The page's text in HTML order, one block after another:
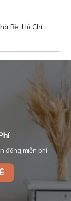
Bè, Hồ Chí
đăng miễn phí